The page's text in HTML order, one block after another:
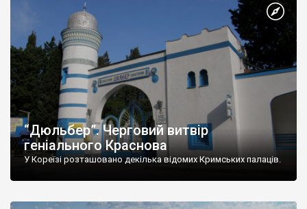
“Дюльбер”. Черговий витвір
геніального Краснова
У Кореїзі розташовано декілька відомих Кримських палаців.